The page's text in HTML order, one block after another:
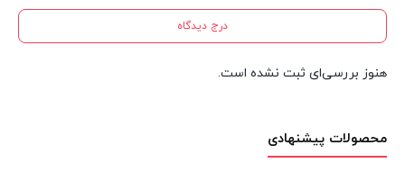
درج دیدگاه
هنوز بررسی‌ای ثبت نشده است.
محصولات پیشنهادی